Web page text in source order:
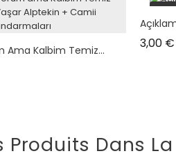
Ama Kalbim Temiz... 3,00 €
Produits Dans